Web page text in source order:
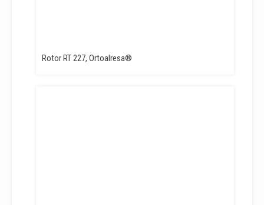
Rotor RT 227, Ortoalresa®